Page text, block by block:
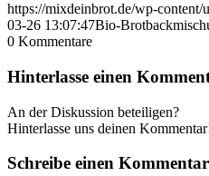
https://mixdeinbrot.de/wp-
03-26 13:07:47Bio-
0 Kommentare
Hinterlasse einen
An der Diskussion beteiligen?
Hinterlasse uns deinen
Schreibe einen Kommentar